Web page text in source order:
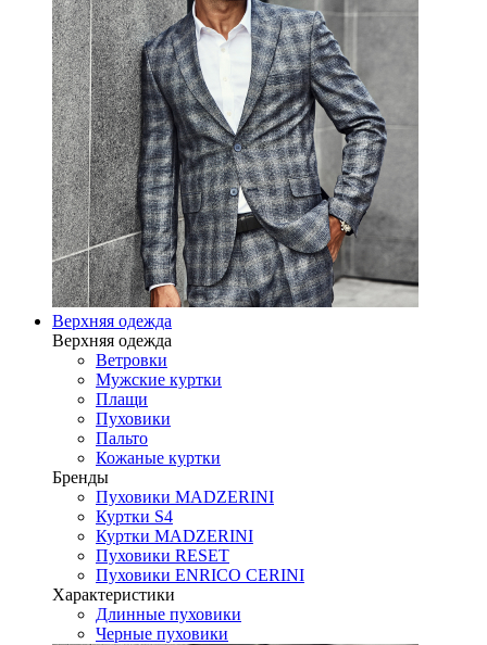
Верхняя одежда
Верхняя одежда
Ветровки
Мужские куртки
Плащи
Пуховики
Пальто
Кожаные куртки
Бренды
Пуховики MADZERINI
Куртки S4
Куртки MADZERINI
Пуховики RESET
Пуховики ENRICO CERINI
Характеристики
Длинные пуховики
Черные пуховики